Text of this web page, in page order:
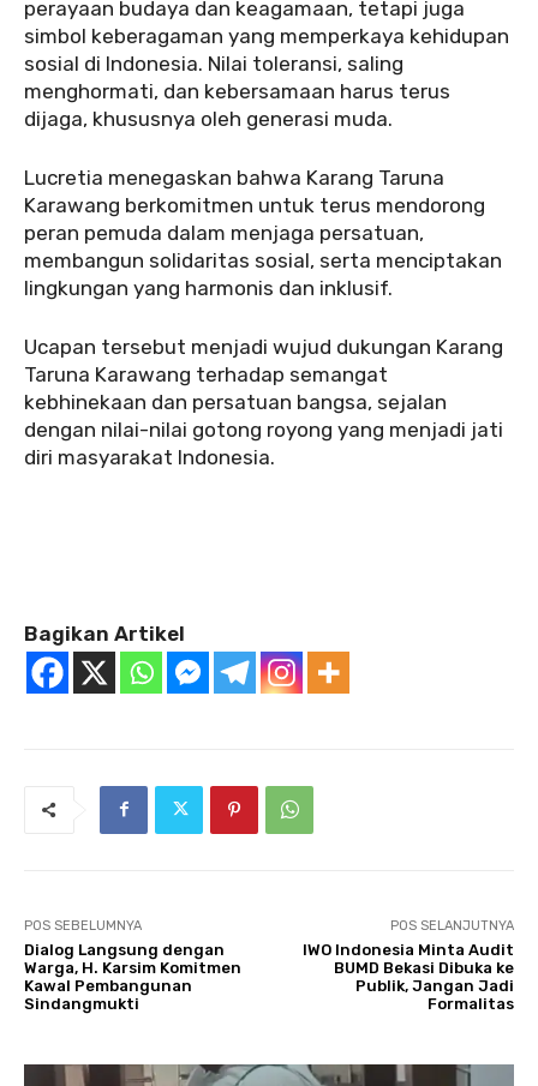
perayaan budaya dan keagamaan, tetapi juga
simbol keberagaman yang memperkaya kehidupan
sosial di Indonesia. Nilai toleransi, saling
menghormati, dan kebersamaan harus terus
dijaga, khususnya oleh generasi muda.
‎‎Lucretia menegaskan bahwa Karang Taruna
Karawang berkomitmen untuk terus mendorong
peran pemuda dalam menjaga persatuan,
membangun solidaritas sosial, serta menciptakan
lingkungan yang harmonis dan inklusif.
‎Ucapan tersebut menjadi wujud dukungan Karang
Taruna Karawang terhadap semangat
kebhinekaan dan persatuan bangsa, sejalan
dengan nilai-nilai gotong royong yang menjadi jati
diri masyarakat Indonesia.
Bagikan Artikel
POS SEBELUMNYA
Dialog Langsung dengan
Warga, H. Karsim Komitmen
Kawal Pembangunan
Sindangmukti
POS SELANJUTNYA
IWO Indonesia Minta Audit
BUMD Bekasi Dibuka ke
Publik, Jangan Jadi
Formalitas